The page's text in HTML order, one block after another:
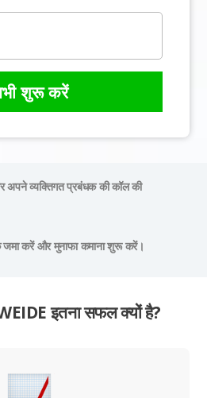
शुरू करें
व्यक्तिगत प्रबंधक की कॉल की
करें और मुनाफा कमाना शुरू करें।
इतना सफल क्यों है?